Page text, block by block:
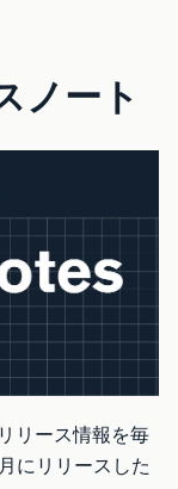
ノート
リース情報を毎
にリリースした